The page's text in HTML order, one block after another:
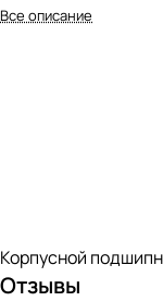
Все описание
Корпусной
Отзывы